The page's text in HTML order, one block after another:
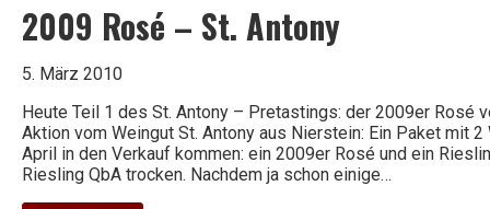
2009 Rosé – St. Antony
5. März 2010
Heute Teil 1 des St. Antony – Pretastings: der 2009er Rosé
Aktion vom Weingut St. Antony aus Nierstein: Ein Paket mit
April in den Verkauf kommen: ein 2009er Rosé und ein
Riesling QbA trocken. Nachdem ja schon einige…